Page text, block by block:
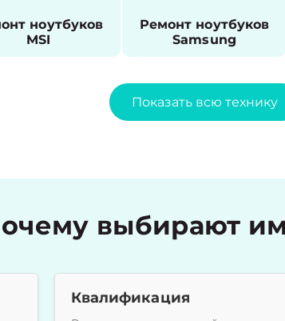
ноутбуков
MSI
Ремонт ноутбуков
Samsung
Показать всю технику
выбирают
Квалификация